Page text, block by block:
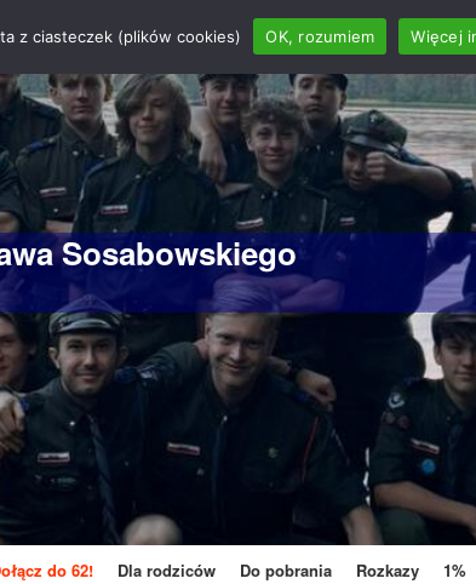
Sosabowskiego
do 62! Dla rodziców Do pobrania Rozkazy 1%
z ciasteczek (plików cookies) OK, rozumiem Więcej